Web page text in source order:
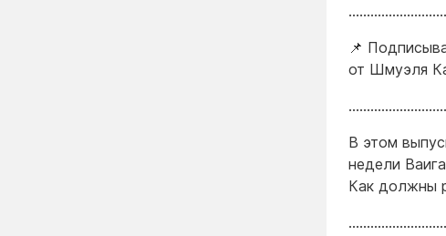
📌
от Шмуэля
В этом
недели
Как должны